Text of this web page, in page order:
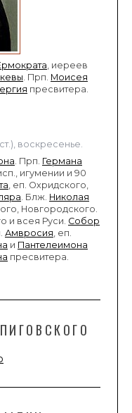
, иереев
. Прп. Моисея
пресвитера.
воскресенье.
. Прп. Германа
игумении и 90
, еп. Охридского,
. Блж. Николая
Новгородского.
и всея Руси. Собор
Амвросия, еп.
и Пантелеимона
пресвитера.